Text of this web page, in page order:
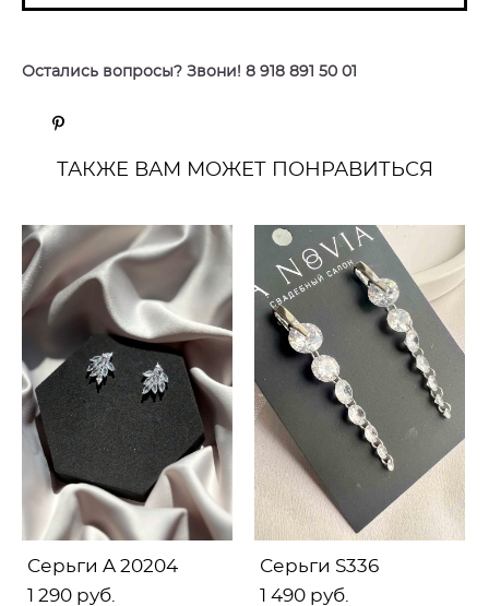
Остались вопросы? Звони! 8 918 891 50 01
ТАКЖЕ ВАМ МОЖЕТ ПОНРАВИТЬСЯ
Серьги A 20204
1 290 pуб.
Серьги S336
1 490 pуб.